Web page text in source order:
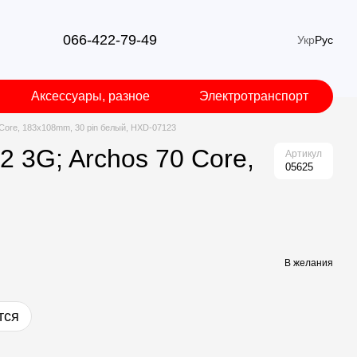
066-422-79-49 УкрРус
Аксессуары, разное Электротранспорт
183x108mm, 30 pin белый, HXD-07123
3G; Archos 70 Core,
Артикул
05625
В желания